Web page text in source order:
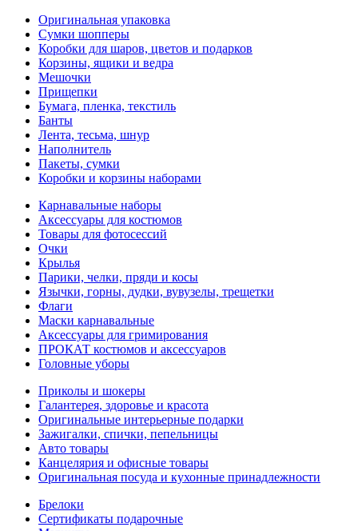
Оригинальная упаковка
Сумки шопперы
Коробки для шаров, цветов и подарков
Корзины, ящики и ведра
Мешочки
Прищепки
Бумага, пленка, текстиль
Банты
Лента, тесьма, шнур
Наполнитель
Пакеты, сумки
Коробки и корзины наборами
Карнавальные наборы
Аксессуары для костюмов
Товары для фотосессий
Очки
Крылья
Парики, челки, пряди и косы
Язычки, горны, дудки, вувузелы, трещетки
Флаги
Маски карнавальные
Аксессуары для гримирования
ПРОКАТ костюмов и аксессуаров
Головные уборы
Приколы и шокеры
Галантерея, здоровье и красота
Оригинальные интерьерные подарки
Зажигалки, спички, пепельницы
Авто товары
Канцелярия и офисные товары
Оригинальная посуда и кухонные принадлежности
Брелоки
Сертификаты подарочные